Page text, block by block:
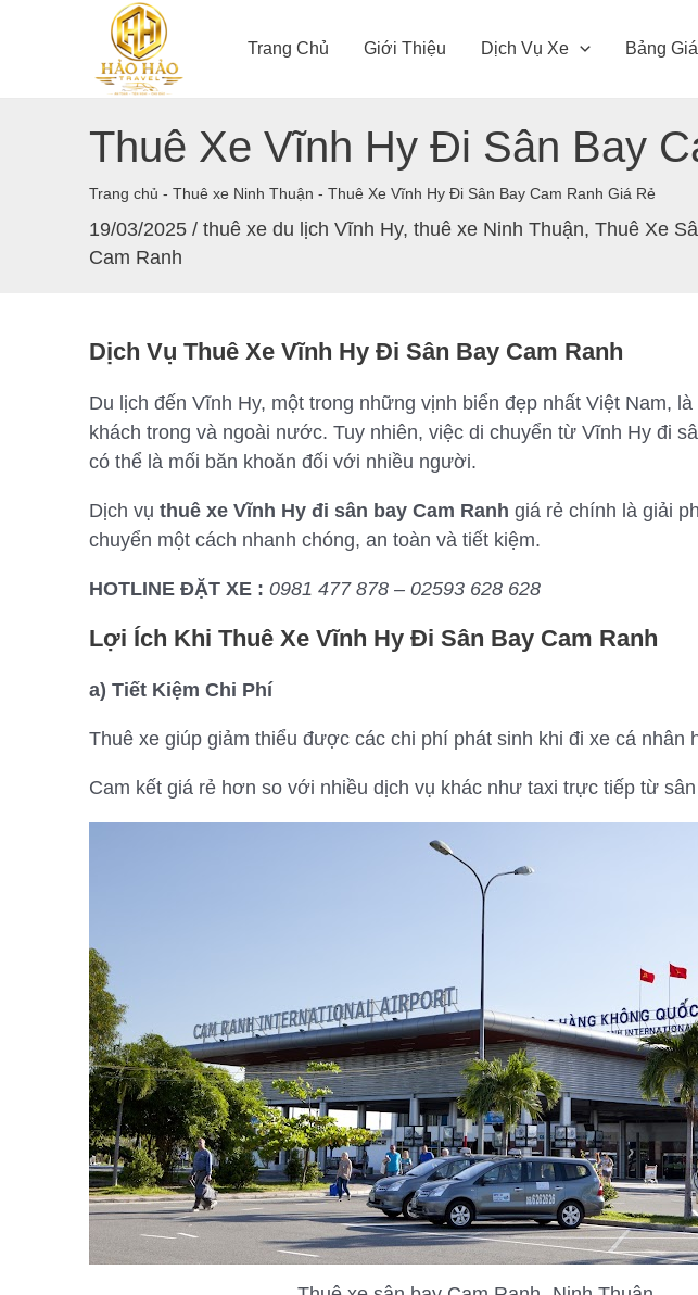
Trang Chủ Giới Thiệu Dịch Vụ Xe Bảng Giá
Thuê Xe Vĩnh Hy Đi Sân Bay
Trang chủ - Thuê xe Ninh Thuận - Thuê Xe Vĩnh Hy Đi Sân Bay Cam Ranh Giá Rẻ
19/03/2025 / thuê xe du lịch Vĩnh Hy, thuê xe Ninh Thuận, Thuê Xe
Cam Ranh
Dịch Vụ Thuê Xe Vĩnh Hy Đi Sân Bay Cam Ranh
Du lịch đến Vĩnh Hy, một trong những vịnh biển đẹp nhất Việt Nam,
khách trong và ngoài nước. Tuy nhiên, việc di chuyển từ Vĩnh Hy đi
có thể là mối băn khoăn đối với nhiều người.
Dịch vụ thuê xe Vĩnh Hy đi sân bay Cam Ranh giá rẻ chính là giải
chuyển một cách nhanh chóng, an toàn và tiết kiệm.
HOTLINE ĐẶT XE : 0981 477 878 – 02593 628 628
Lợi Ích Khi Thuê Xe Vĩnh Hy Đi Sân Bay Cam Ranh
a) Tiết Kiệm Chi Phí
Thuê xe giúp giảm thiểu được các chi phí phát sinh khi đi xe cá nhân
Cam kết giá rẻ hơn so với nhiều dịch vụ khác như taxi trực tiếp từ sân